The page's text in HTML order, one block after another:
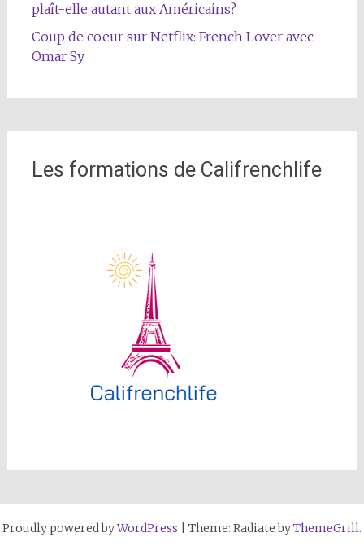
plaît-elle autant aux Américains?
Coup de coeur sur Netflix: French Lover avec
Omar Sy
Les formations de Califrenchlife
Proudly powered byWordPress Theme: Radiate byThemeGrill.